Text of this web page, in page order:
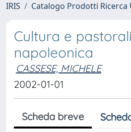
IRIS Catalogo Prodotti Ricerca
Cultura e
napoleonica
CASSESE, MICHELE
2002-01-01
Scheda breve